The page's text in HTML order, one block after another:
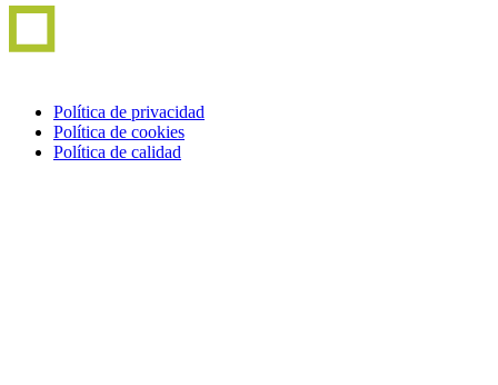
Política de privacidad
Política de cookies
Política de calidad